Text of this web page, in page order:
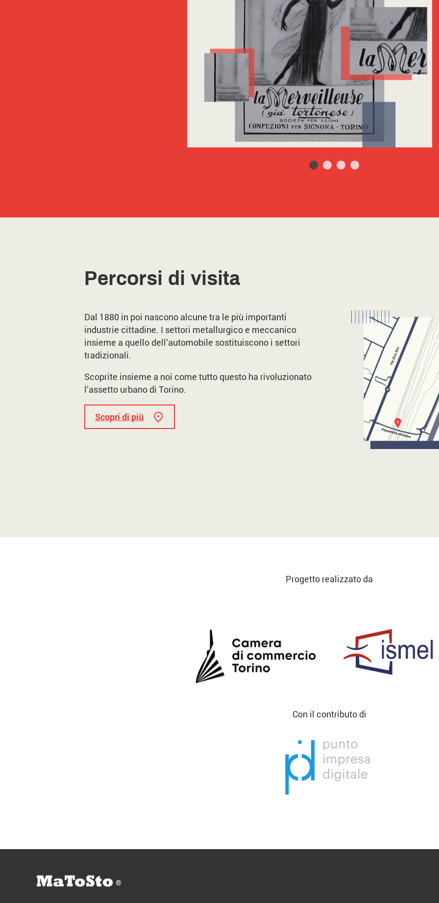
Percorsi di visita
Dal 1880 in poi nascono alcune tra le più importanti
industrie cittadine. I settori metallurgico e meccanico
insieme a quello dell’automobile sostituiscono i settori
tradizionali.
Scoprite insieme a noi come tutto questo ha rivoluzionato
l’assetto urbano di Torino.
Scopri di più
Progetto realizzato da
Con il contributo di